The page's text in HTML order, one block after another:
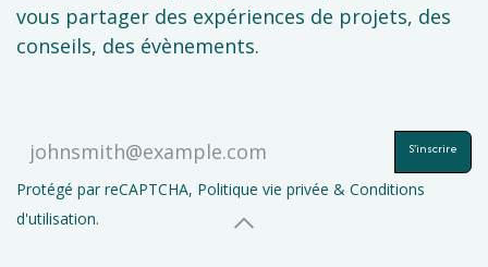
vous partager des expériences de projets, des
conseils, des évènements.
S'inscrire
Protégé par reCAPTCHA, Politique vie privée & Conditions
d'utilisation.